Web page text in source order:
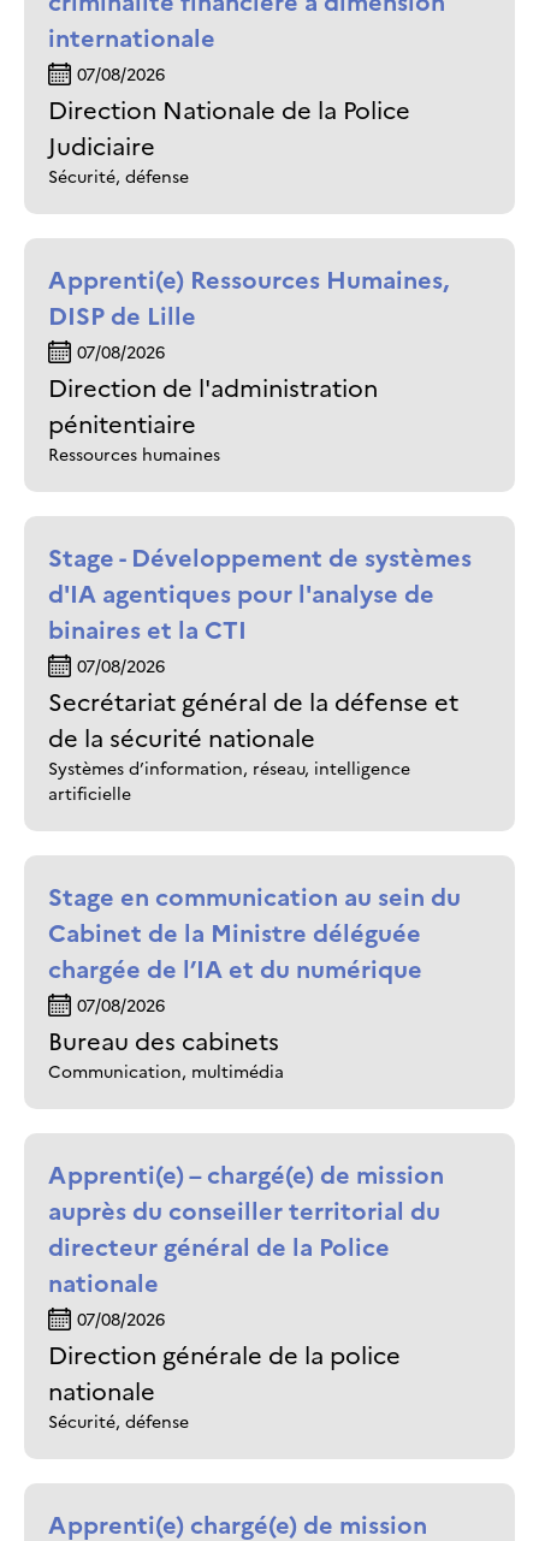
internationale
07/08/2026
Direction Nationale de la Police
Judiciaire
Sécurité, défense
Apprenti(e) Ressources Humaines,
DISP de Lille
07/08/2026
Direction de l'administration
pénitentiaire
Ressources humaines
Stage - Développement de systèmes
d'IA agentiques pour l'analyse de
binaires et la CTI
07/08/2026
Secrétariat général de la défense et
de la sécurité nationale
Systèmes d’information, réseau, intelligence
artificielle
Stage en communication au sein du
Cabinet de la Ministre déléguée
chargée de l’IA et du numérique
07/08/2026
Bureau des cabinets
Communication, multimédia
Apprenti(e) – chargé(e) de mission
auprès du conseiller territorial du
directeur général de la Police
nationale
07/08/2026
Direction générale de la police
nationale
Sécurité, défense
Apprenti(e) chargé(e) de mission